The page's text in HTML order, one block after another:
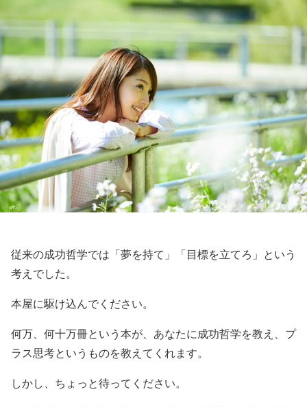
従来の成功哲学では「夢を持て」「目標を立てろ」という
考えでした。
本屋に駆け込んでください。
何万、何十万冊という本が、あなたに成功哲学を教え、プ
ラス思考というものを教えてくれます。
しかし、ちょっと待ってください。